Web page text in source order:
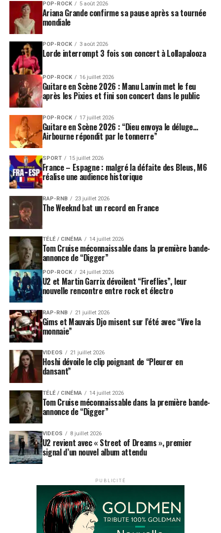
POP-ROCK 5 août 2026
Ariana Grande confirme sa pause après sa tournée
mondiale
POP-ROCK 3 août 2026
Lorde interrompt 3 fois son concert à Lollapalooza
POP-ROCK 16 juillet 2026
Guitare en Scène 2026 : Manu Lanvin met le feu
après les Pixies et fini son concert dans le public
POP-ROCK 17 juillet 2026
Guitare en Scène 2026 : “Dieu envoya le déluge…
Airbourne répondit par le tonnerre”
SPORT 15 juillet 2026
France – Espagne : malgré la défaite des Bleus, M6
réalise une audience historique
RAP-RNB 23 juillet 2026
The Weeknd bat un record en France
TÉLÉ / CINÉMA 14 juillet 2026
Tom Cruise méconnaissable dans la première bande-
annonce de “Digger”
POP-ROCK 24 juillet 2026
U2 et Martin Garrix dévoilent “Fireflies”, leur
nouvelle rencontre entre rock et électro
RAP-RNB 21 juillet 2026
Gims et Mauvais Djo misent sur l’été avec “Vive la
monnaie”
VIDEOS 21 juillet 2026
Hoshi dévoile le clip poignant de “Pleurer en
dansant”
TÉLÉ / CINÉMA 14 juillet 2026
Tom Cruise méconnaissable dans la première bande-
annonce de “Digger”
VIDEOS 8 juillet 2026
U2 revient avec « Street of Dreams », premier
signal d’un nouvel album attendu
PUBLICITÉ